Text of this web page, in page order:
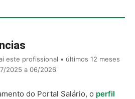
este profissional • últimos 12 meses
2025 a 06/2026
do Portal Salário, o perfil